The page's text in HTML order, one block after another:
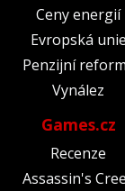
Ceny energií
Evropská unie
Penzijní
Vynález
Games.cz
Recenze
Assassin's